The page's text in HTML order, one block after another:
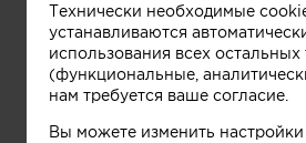
Технически необходимые
устанавливаются
использования всех
(функциональные,
нам требуется ваше согласие.
Вы можете изменить настройки